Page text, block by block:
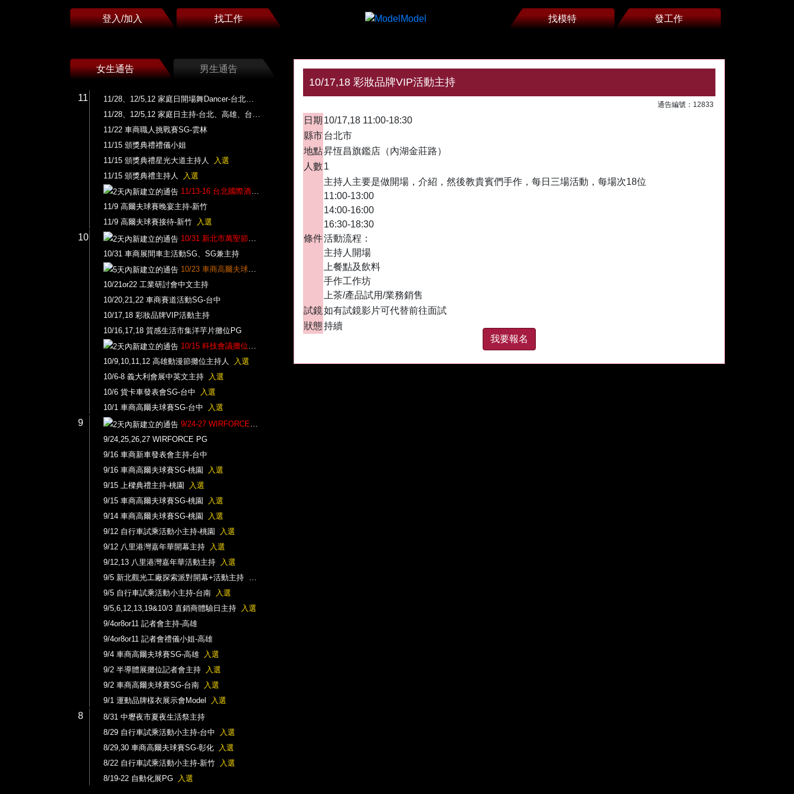
登入/加入 找工作 找模特 發工作
女生通告 男生通告
11
11/22 車商職人挑戰賽SG-雲林
11/15 頒獎典禮禮儀小姐
11/15 頒獎典禮星光大道主持人
入選
11/15 頒獎典禮主持人
入選
11/13-16 台北國際酒展攤位PG
11/9 高爾夫球賽晚宴主持-新竹
11/9 高爾夫球賽接待-新竹
入選
10
10/31 新北市萬聖節活動主持人
10/31 車商展間車主活動SG、SG兼主持
10/23 車商高爾夫球賽接待
10/21or22 工業研討會中文主持
10/20,21,22 車商賽道活動SG-台中
10/17,18 彩妝品牌VIP活動主持
10/16,17,18 質感生活市集洋芋片攤位PG
10/15 科技會議攤位PG兼主持
10/9,10,11,12 高雄動漫節攤位主持人
入選
10/6-8 義大利會展中英文主持
入選
10/6 貨卡車發表會SG-台中
入選
10/1 車商高爾夫球賽SG-台中
入選
9
9/24-27 WIRFORCE攤位主持
9/24,25,26,27 WIRFORCE PG
9/16 車商新車發表會主持-台中
9/16 車商高爾夫球賽SG-桃園
入選
9/15 上樑典禮主持-桃園
入選
9/15 車商高爾夫球賽SG-桃園
入選
9/14 車商高爾夫球賽SG-桃園
入選
9/12 自行車試乘活動小主持-桃園
入選
9/12 八里港灣嘉年華開幕主持
入選
9/12,13 八里港灣嘉年華活動主持
入選
入選
9/5 自行車試乘活動小主持-台南
入選
9/5,6,12,13,19&10/3 直銷商體驗日主持
入選
9/4or8or11 記者會主持-高雄
9/4or8or11 記者會禮儀小姐-高雄
9/4 車商高爾夫球賽SG-高雄
入選
9/2 半導體展攤位記者會主持
入選
9/2 車商高爾夫球賽SG-台南
入選
9/1 運動品牌樣衣展示會Model
入選
8
8/31 中壢夜市夏夜生活祭主持
8/29 自行車試乘活動小主持-台中
入選
8/29,30 車商高爾夫球賽SG-彰化
入選
8/22 自行車試乘活動小主持-新竹
入選
8/19-22 自動化展PG
入選
10/17,18 彩妝品牌VIP活動主持
通告編號：12833
日期 10/17,18 11:00-18:30
縣市台北市
地點昇恆昌旗鑑店（內湖金莊路）
人數 1
條件
主持人主要是做開場，介紹，然後教貴賓們手作，每日三場活動，每場次18位
11:00-13:00
14:00-16:00
16:30-18:30
活動流程：
主持人開場
上餐點及飲料
手作工作坊
上茶/產品試用/業務銷售
試鏡如有試鏡影片可代替前往面試
狀態持續